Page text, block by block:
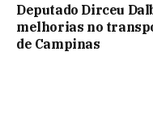
Deputado Dirceu
melhorias no
de Campinas